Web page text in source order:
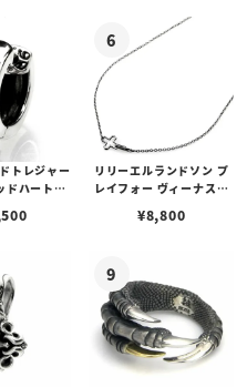
トレジャー
ドハートピ
リリーエルランドソン プ
レイフォー ヴィーナスチ
¥8,800